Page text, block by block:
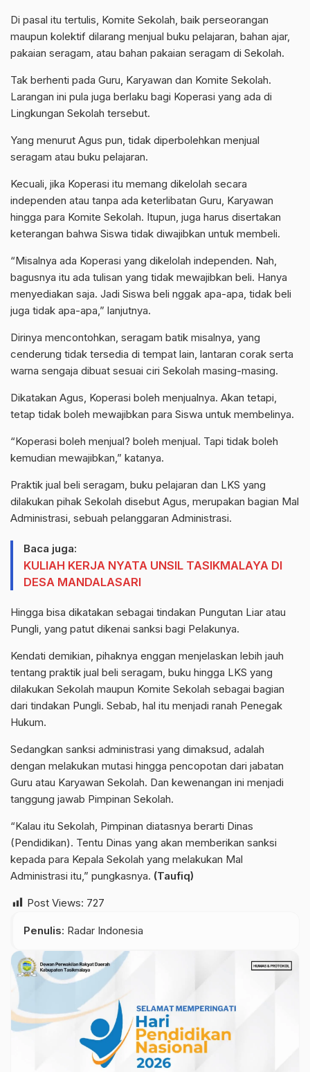
Di pasal itu tertulis, Komite Sekolah, baik perseorangan
maupun kolektif dilarang menjual buku pelajaran, bahan ajar,
pakaian seragam, atau bahan pakaian seragam di Sekolah.
Tak berhenti pada Guru, Karyawan dan Komite Sekolah.
Larangan ini pula juga berlaku bagi Koperasi yang ada di
Lingkungan Sekolah tersebut.
Yang menurut Agus pun, tidak diperbolehkan menjual
seragam atau buku pelajaran.
Kecuali, jika Koperasi itu memang dikelolah secara
independen atau tanpa ada keterlibatan Guru, Karyawan
hingga para Komite Sekolah. Itupun, juga harus disertakan
keterangan bahwa Siswa tidak diwajibkan untuk membeli.
“Misalnya ada Koperasi yang dikelolah independen. Nah,
bagusnya itu ada tulisan yang tidak mewajibkan beli. Hanya
menyediakan saja. Jadi Siswa beli nggak apa-apa, tidak beli
juga tidak apa-apa,” lanjutnya.
Dirinya mencontohkan, seragam batik misalnya, yang
cenderung tidak tersedia di tempat lain, lantaran corak serta
warna sengaja dibuat sesuai ciri Sekolah masing-masing.
Dikatakan Agus, Koperasi boleh menjualnya. Akan tetapi,
tetap tidak boleh mewajibkan para Siswa untuk membelinya.
“Koperasi boleh menjual? boleh menjual. Tapi tidak boleh
kemudian mewajibkan,” katanya.
Praktik jual beli seragam, buku pelajaran dan LKS yang
dilakukan pihak Sekolah disebut Agus, merupakan bagian Mal
Administrasi, sebuah pelanggaran Administrasi.
Baca juga:
KULIAH KERJA NYATA UNSIL TASIKMALAYA DI
DESA MANDALASARI
Hingga bisa dikatakan sebagai tindakan Pungutan Liar atau
Pungli, yang patut dikenai sanksi bagi Pelakunya.
Kendati demikian, pihaknya enggan menjelaskan lebih jauh
tentang praktik jual beli seragam, buku hingga LKS yang
dilakukan Sekolah maupun Komite Sekolah sebagai bagian
dari tindakan Pungli. Sebab, hal itu menjadi ranah Penegak
Hukum.
Sedangkan sanksi administrasi yang dimaksud, adalah
dengan melakukan mutasi hingga pencopotan dari jabatan
Guru atau Karyawan Sekolah. Dan kewenangan ini menjadi
tanggung jawab Pimpinan Sekolah.
“Kalau itu Sekolah, Pimpinan diatasnya berarti Dinas
(Pendidikan). Tentu Dinas yang akan memberikan sanksi
kepada para Kepala Sekolah yang melakukan Mal
Administrasi itu,” pungkasnya. (Taufiq)
Post Views: 727
Penulis: Radar Indonesia